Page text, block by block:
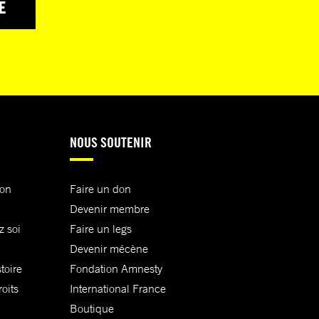
soi
NOUS SOUTENIR
Faire un don
Devenir membre
Faire un legs
Devenir mécène
Fondation Amnesty
International France
Boutique